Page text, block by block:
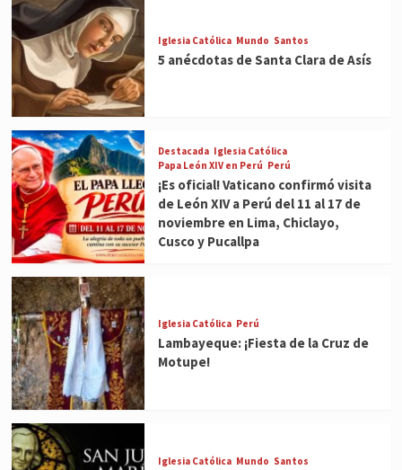
Iglesia Católica Mundo Santos
5 anécdotas de Santa Clara de Asís
Destacada Iglesia Católica
Papa León XIV en Perú Perú
¡Es oficial! Vaticano confirmó visita
de León XIV a Perú del 11 al 17 de
noviembre en Lima, Chiclayo,
Cusco y Pucallpa
Iglesia Católica Perú
Lambayeque: ¡Fiesta de la Cruz de
Motupe!
Iglesia Católica Mundo Santos